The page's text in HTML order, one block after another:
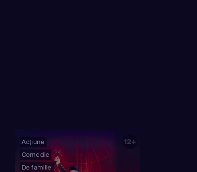
Acțiune
Comedie
De familie
12+